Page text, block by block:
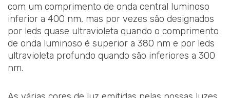
com um comprimento de onda central luminoso
inferior a 400 nm, mas por vezes são designados
por leds quase ultravioleta quando o comprimento
de onda luminoso é superior a 380 nm e por leds
ultravioleta profundo quando são inferiores a 300
nm.